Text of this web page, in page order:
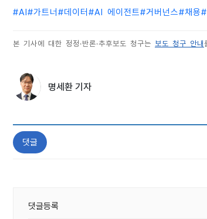
#AI #가트너 #데이터 #AI 에이전트#거버넌스#채용#
본 기사에 대한 정정·반론·추후보도 청구는 보도 청구 안내
명세환 기자
댓글
댓글등록